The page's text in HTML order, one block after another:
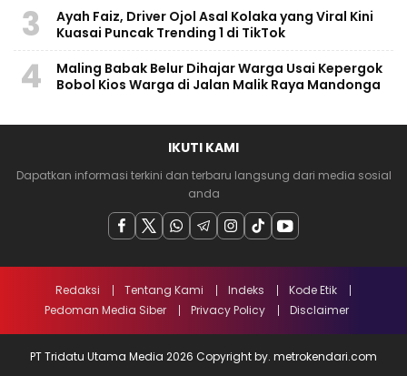
3
Ayah Faiz, Driver Ojol Asal Kolaka yang Viral Kini
Kuasai Puncak Trending 1 di TikTok
4
Maling Babak Belur Dihajar Warga Usai Kepergok
Bobol Kios Warga di Jalan Malik Raya Mandonga
IKUTI KAMI
Dapatkan informasi terkini dan terbaru langsung dari media sosial
anda
Redaksi Tentang Kami Indeks
Kode Etik
Pedoman Media Siber
Privacy Policy Disclaimer
PT Tridatu Utama Media 2026 Copyright by. metrokendari.com